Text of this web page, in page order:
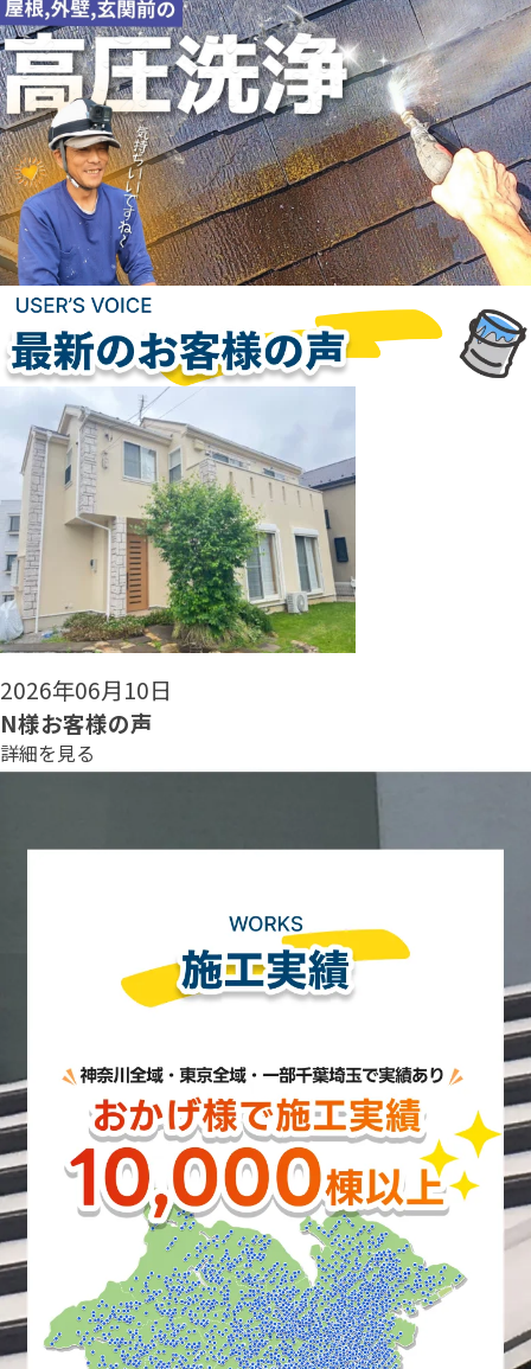
2026年06月08日
N様お客様の声
詳細を見る